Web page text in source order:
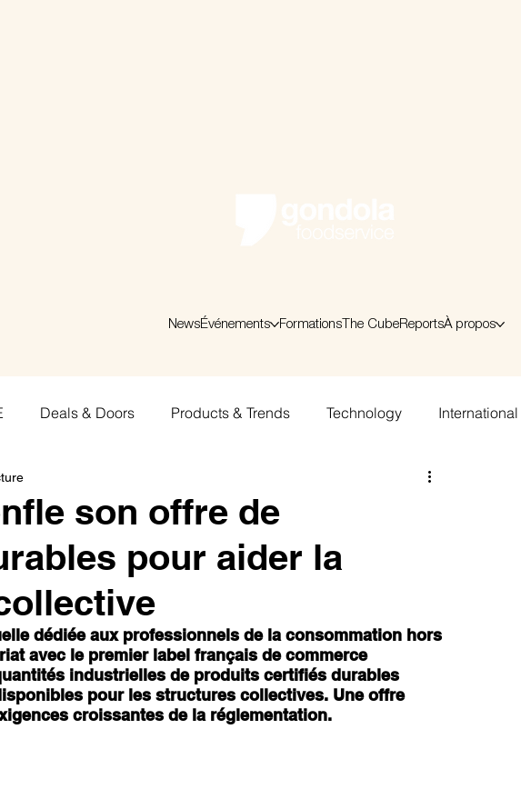
NewsÉvénements Formations The CubeReportsÀ propos
Deals & Doors Products & Trends Technology
son offre de
pour aider la
dédiée aux professionnels de la consommation hors
avec le premier label français de commerce
industrielles de produits certifiés durables
pour les structures collectives. Une offre
croissantes de la réglementation.